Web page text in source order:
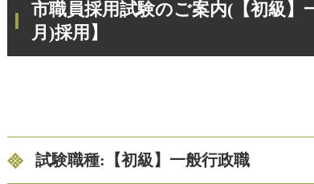
市職員採用試験のご案内(【初級】
月)採用】
試験職種:【初級】一般行政職